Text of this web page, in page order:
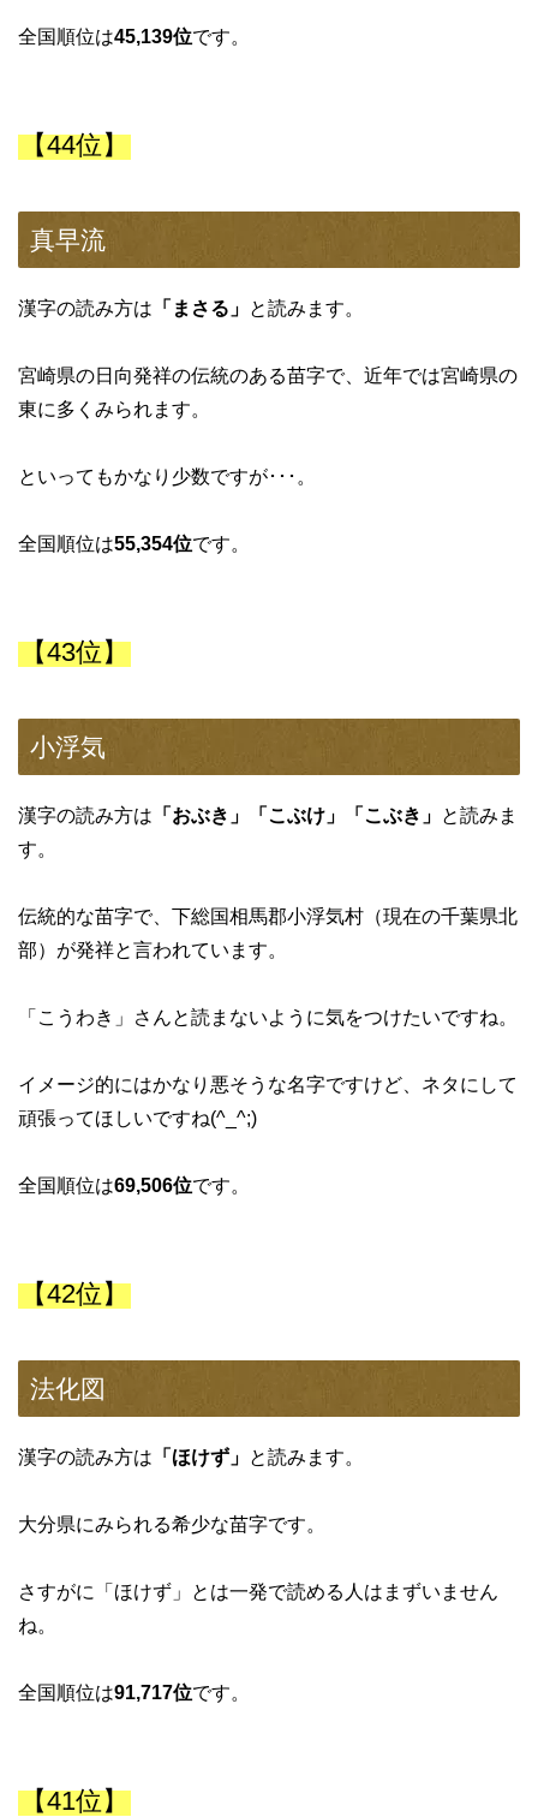
全国順位は45,139位です。
【44位】
真早流
漢字の読み方は 「まさる」 と読みます。
宮崎県の日向発祥の伝統のある苗字で、近年では宮崎県の
東に多くみられます。
といってもかなり少数ですが･･･。
全国順位は55,354位です。
【43位】
小浮気
漢字の読み方は 「おぶき」「こぶけ」「こぶき」 と読みま
す。
伝統的な苗字で、下総国相馬郡小浮気村（現在の千葉県北
部）が発祥と言われています。
「こうわき」さんと読まないように気をつけたいですね。
イメージ的にはかなり悪そうな名字ですけど、ネタにして
頑張ってほしいですね(^_^;)
全国順位は69,506位です。
【42位】
法化図
漢字の読み方は 「ほけず」 と読みます。
大分県にみられる希少な苗字です。
さすがに「ほけず」とは一発で読める人はまずいません
ね。
全国順位は91,717位です。
【41位】